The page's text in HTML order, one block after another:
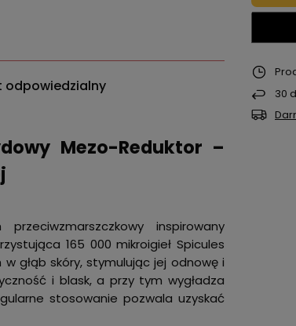
odpowiedzialny
Mezo-Reduktor –
inspirowany
165 000 mikroigieł Spicules
głąb skóry, stymulując jej odnowę i
i blask, a przy tym wygładza
stosowanie pozwala uzyskać
30